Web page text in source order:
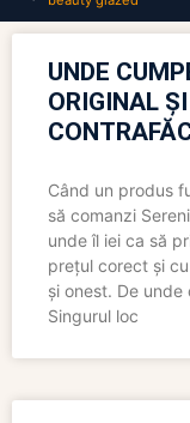
UNDE
ORIGINAL
Când un produs
să comanzi
unde îl iei ca să
prețul corect și
și onest. De unde
Singurul loc